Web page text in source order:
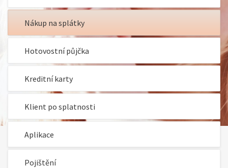
Nákup na splátky
Hotovostní půjčka
Kreditní karty
Klient po splatnosti
Aplikace
Pojištění